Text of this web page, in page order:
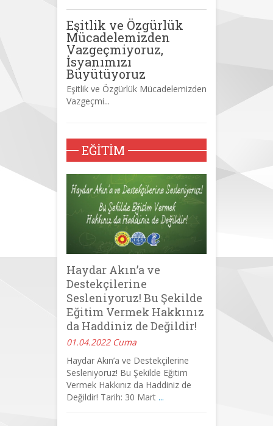
Eşitlik ve Özgürlük
Mücadelemizden
Vazgeçmiyoruz,
İsyanımızı
Büyütüyoruz
Eşitlik ve Özgürlük Mücadelemizden
Vazgeçmi...
EĞITIM
Haydar Akın’a ve
Destekçilerine
Sesleniyoruz! Bu Şekilde
Eğitim Vermek Hakkınız
da Haddiniz de Değildir!
01.04.2022 Cuma
Haydar Akın’a ve Destekçilerine
Sesleniyoruz! Bu Şekilde Eğitim
Vermek Hakkınız da Haddiniz de
Değildir! Tarih: 30 Mart ...